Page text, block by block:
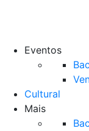
Eventos
Cultural
Mais